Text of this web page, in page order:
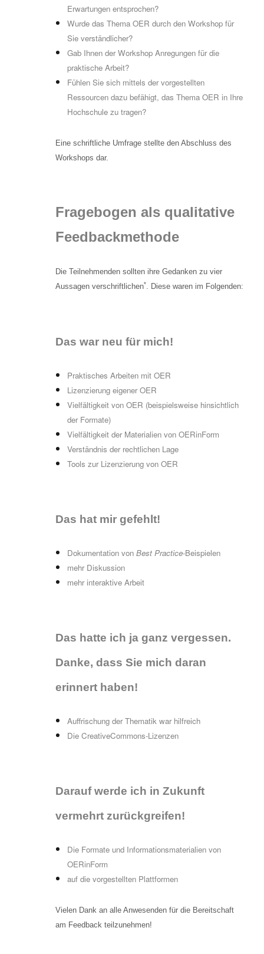
Erwartungen entsprochen?
Wurde das Thema OER durch den Workshop für
Sie verständlicher?
Gab Ihnen der Workshop Anregungen für die
praktische Arbeit?
Fühlen Sie sich mittels der vorgestellten
Ressourcen dazu befähigt, das Thema OER in Ihre
Hochschule zu tragen?
Eine schriftliche Umfrage stellte den Abschluss des
Workshops dar.
Fragebogen als qualitative
Feedbackmethode
Die Teilnehmenden sollten ihre Gedanken zu vier
Aussagen verschriftlichen*. Diese waren im Folgenden:
Das war neu für mich!
Praktisches Arbeiten mit OER
Lizenzierung eigener OER
Vielfältigkeit von OER (beispielsweise hinsichtlich
der Formate)
Vielfältigkeit der Materialien von OERinForm
Verständnis der rechtlichen Lage
Tools zur Lizenzierung von OER
Das hat mir gefehlt!
Dokumentation von Best Practice-Beispielen
mehr Diskussion
mehr interaktive Arbeit
Das hatte ich ja ganz vergessen.
Danke, dass Sie mich daran
erinnerthaben!
Auffrischung der Thematik war hilfreich
Die CreativeCommons-Lizenzen
Darauf werde ich in Zukunft
vermehrt zurückgreifen!
Die Formate und Informationsmaterialien von
OERinForm
auf die vorgestellten Plattformen
Vielen Dank an alle Anwesenden für die Bereitschaft
am Feedback teilzunehmen!